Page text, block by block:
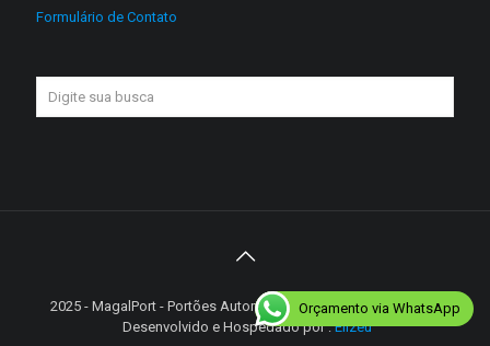
Formulário de Contato
2025 - MagalPort - Portões Automáticos - Diretos reservados |
Desenvolvido e Hospedado por :Elizeu
Orçamento via WhatsApp